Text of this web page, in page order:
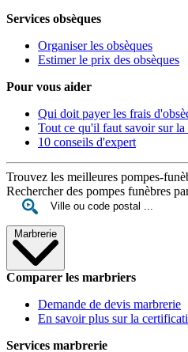
Services obsèques
Organiser les obsèques
Estimer le prix des obsèques
Pour vous aider
Qui doit payer les frais
Tout ce qu'il faut savoir sur la
10 conseils d'expert
Trouvez les meilleures pompes-
Rechercher des pompes funèbres
Marbrerie
Comparer les marbriers
Demande de devis marbrerie
En savoir plus sur la
Services marbrerie